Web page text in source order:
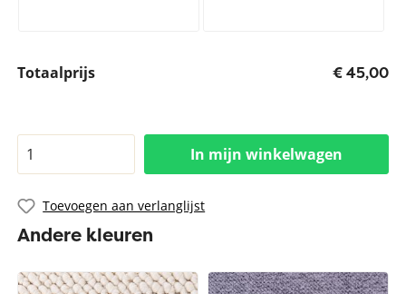
Totaalprijs € 45,00
In mijn winkelwagen
Toevoegen aan verlanglijst
Andere kleuren